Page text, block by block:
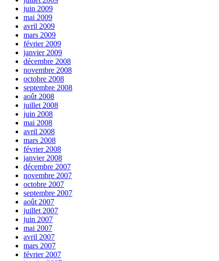
juin 2009
mai 2009
avril 2009
mars 2009
février 2009
janvier 2009
décembre 2008
novembre 2008
octobre 2008
septembre 2008
août 2008
juillet 2008
juin 2008
mai 2008
avril 2008
mars 2008
février 2008
janvier 2008
décembre 2007
novembre 2007
octobre 2007
septembre 2007
août 2007
juillet 2007
juin 2007
mai 2007
avril 2007
mars 2007
février 2007